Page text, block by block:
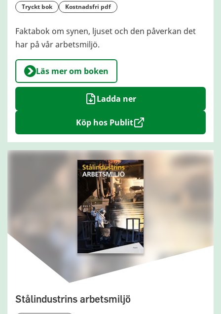
tryckt bok kostnadsfri pdf
Faktabok om synen, ljuset och den påverkan det
har på vår arbetsmiljö.
Läs mer om boken
Ladda ner
Köp hos Publit
Stålindustrins arbetsmiljö